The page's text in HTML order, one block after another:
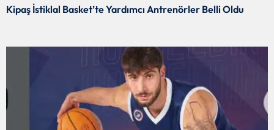
Kipaş İstiklal Basket’te Yardımcı Antrenörler Belli Oldu